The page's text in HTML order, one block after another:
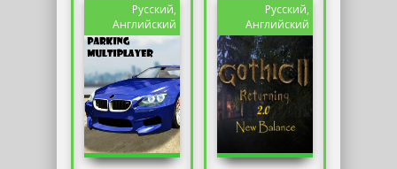
увлекательный
сюжет и
богатый...
шутеров от
первого лица. В
отличие от...
Русский,
Английский
Русский,
Английский